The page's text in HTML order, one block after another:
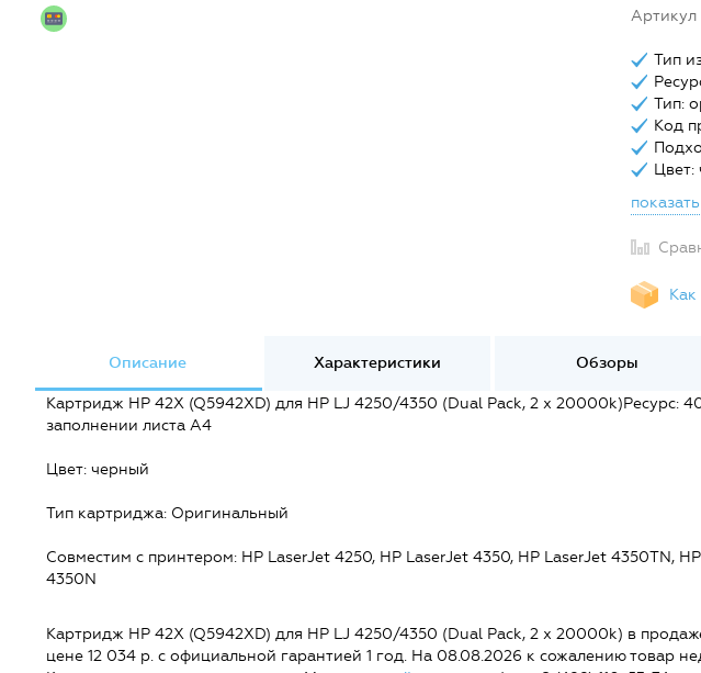
Артикул
Тип
Тип:
Код
Цвет:
Описание Характеристики Обзоры
Картридж HP 42X (Q5942XD) для HP LJ 4250/4350 (Dual Pack, 2 x 20000k)Ресурс:
заполнении листа A4
Цвет: черный
Тип картриджа: Оригинальный
Совместим с принтером: HP LaserJet 4250, HP LaserJet 4350, HP LaserJet 4350TN,
4350N
Картридж HP 42X (Q5942XD) для HP LJ 4250/4350 (Dual Pack, 2 x 20000k) в
цене 12 034 р. с официальной гарантией 1 год. На 08.08.2026 к сожалению товар